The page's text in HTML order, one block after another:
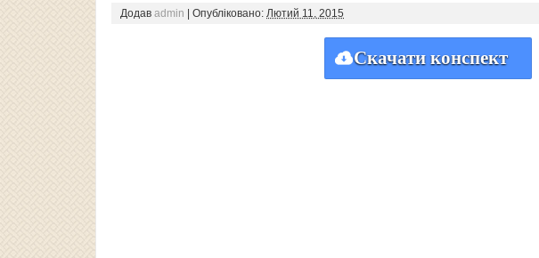
Додав admin Опубліковано: Лютий 11, 2015
Скачати конспект